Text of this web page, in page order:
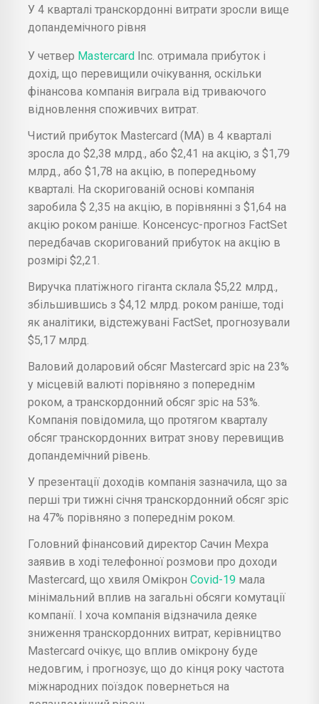
У 4 кварталі транскордонні витрати зросли вище
допандемічного рівня
У четвер Mastercard Inc. отримала прибуток і
дохід, що перевищили очікування, оскільки
фінансова компанія виграла від триваючого
відновлення споживчих витрат.
Чистий прибуток Mastercard (MA) в 4 кварталі
зросла до $2,38 млрд., або $2,41 на акцію, з $1,79
млрд., або $1,78 на акцію, в попередньому
кварталі. На скоригованій основі компанія
заробила $ 2,35 на акцію, в порівнянні з $1,64 на
акцію роком раніше. Консенсус-прогноз FactSet
передбачав скоригований прибуток на акцію в
розмірі $2,21.
Виручка платіжного гіганта склала $5,22 млрд.,
збільшившись з $4,12 млрд. роком раніше, тоді
як аналітики, відстежувані FactSet, прогнозували
$5,17 млрд.
Валовий доларовий обсяг Mastercard зріс на 23%
у місцевій валюті порівняно з попереднім
роком, а транскордонний обсяг зріс на 53%.
Компанія повідомила, що протягом кварталу
обсяг транскордонних витрат знову перевищив
допандемічний рівень.
У презентації доходів компанія зазначила, що за
перші три тижні січня транскордонний обсяг зріс
на 47% порівняно з попереднім роком.
Головний фінансовий директор Сачин Мехра
заявив в ході телефонної розмови про доходи
Mastercard, що хвиля Омікрон Covid-19 мала
мінімальний вплив на загальні обсяги комутації
компанії. І хоча компанія відзначила деяке
зниження транскордонних витрат, керівництво
Mastercard очікує, що вплив омікрону буде
недовгим, і прогнозує, що до кінця року частота
міжнародних поїздок повернеться на